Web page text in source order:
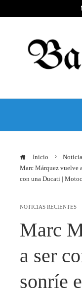
Inicio
Marc Márquez vuelve
con una Ducati |
NOTICIAS RECIENTES
Marc
a ser
sonríe